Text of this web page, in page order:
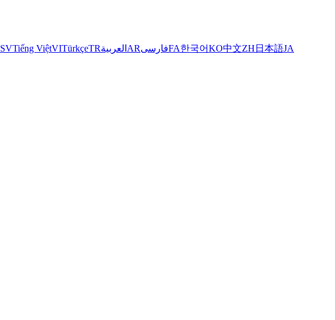
SVTiếng ViệtVITürkçeTRالعربية ARفارسیFA한국어KO中文ZH 日本語JA